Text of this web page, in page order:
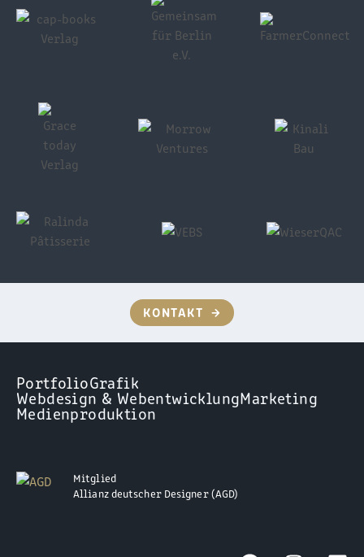
KONTAKT →
PortfolioGrafik
Webdesign & WebentwicklungMarketing
Medienproduktion
Mitglied
Allianz deutscher Designer (AGD)